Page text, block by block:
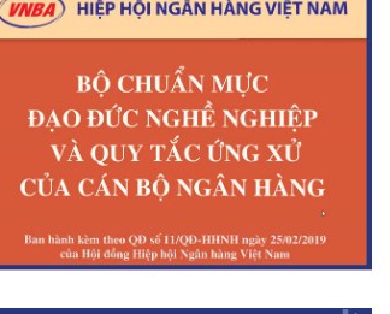
Tập huấn